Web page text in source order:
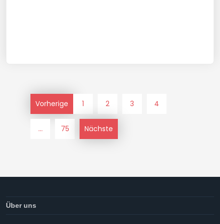
Vorherige 1 2 3 4
... 75 Nächste
Über uns